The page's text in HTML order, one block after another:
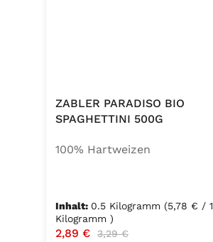
ZABLER PARADISO BIO
SPAGHETTINI 500G
100% Hartweizen
Inhalt: 0.5 Kilogramm (5,78 € / 1
Kilogramm )
Verkaufspreis:
2,89 € Regulärer Preis:
3,29 €